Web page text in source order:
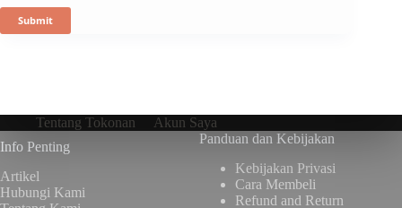
Submit
Tentang Tokonan
Akun Saya
Info Penting
Artikel
Hubungi Kami
Panduan dan Kebijakan
Kebijakan Privasi
Cara Membeli
Refund and Return